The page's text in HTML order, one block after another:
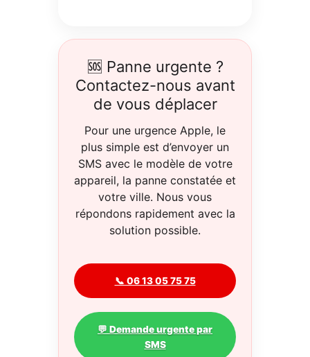
🆘 Panne urgente ?
Contactez-nous avant
de vous déplacer
Pour une urgence Apple, le
plus simple est d’envoyer un
SMS avec le modèle de votre
appareil, la panne constatée et
votre ville. Nous vous
répondons rapidement avec la
solution possible.
📞 06 13 05 75 75
💬 Demande urgente par
SMS